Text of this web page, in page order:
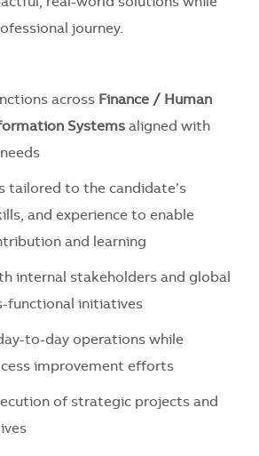
journey.
across Finance / Human
Systems aligned with
tailored to the candidate’s
and experience to enable
and learning
internal stakeholders and global
functional initiatives
to-day operations while
improvement efforts
of strategic projects and